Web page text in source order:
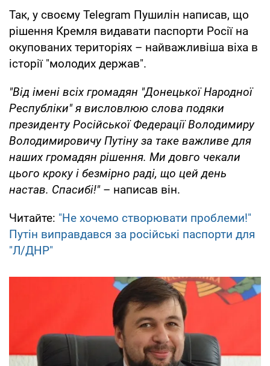
Так, у своєму Telegram Пушилін написав, що
рішення Кремля видавати паспорти Росії на
окупованих територіях – найважливіша віха в
історії "молодих держав".
"Від імені всіх громадян "Донецької Народної
Республіки" я висловлюю слова подяки
президенту Російської Федерації Володимиру
Володимировичу Путіну за таке важливе для
наших громадян рішення. Ми довго чекали
цього кроку і безмірно раді, що цей день
настав. Спасибі!"– написав він.
Читайте: "Не хочемо створювати проблеми!"
Путін виправдався за російські паспорти для
"Л/ДНР"